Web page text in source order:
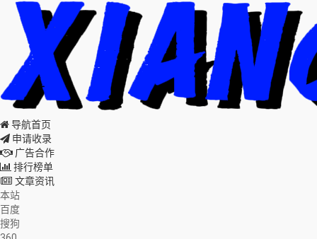
导航首页
申请收录
广告合作
排行榜单
文章资讯
本站
百度
搜狗